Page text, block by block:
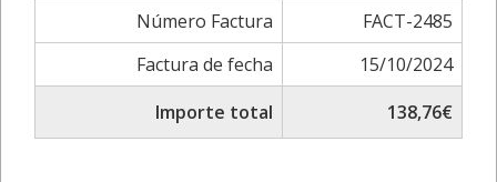
Número Factura
FACT-2485
Factura de fecha
15/10/2024
Importe total
138,76€